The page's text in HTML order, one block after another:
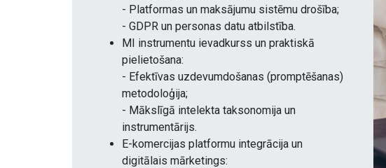
- Platformas un maksājumu sistēmu drošība;
- GDPR un personas datu atbilstība.
MI instrumentu ievadkurss un praktiskā
pielietošana:
- Efektīvas uzdevumdošanas (promptēšanas)
metodoloģija;
- Mākslīgā intelekta taksonomija un
instrumentārijs.
E-komercijas platformu integrācija un
digitālais mārketings: